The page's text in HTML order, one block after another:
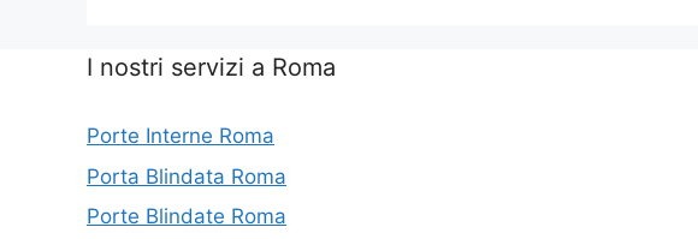
I nostri servizi a Roma
Porte Interne Roma
Porta Blindata Roma
Porte Blindate Roma